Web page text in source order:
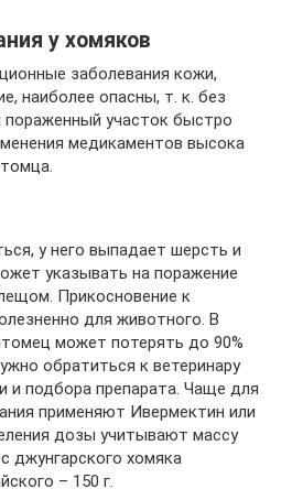
у хомяков
заболевания кожи,
наиболее опасны, т. к. без
пораженный участок быстро
медикаментов высока
у него выпадает шерсть и
указывать на поражение
Прикосновение к
для животного. В
может потерять до 90%
обратиться к ветеринару
и подбора препарата. Чаще для
применяют Ивермектин или
дозы учитывают массу
джунгарского хомяка
– 150 г.